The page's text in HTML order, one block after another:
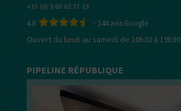
+33 (0) 9 80 62 37 19
4.8 - 144avis Google
Ouvert du lundi au samedi de 10h30 à 19h30
PIPELINE RÉPUBLIQUE